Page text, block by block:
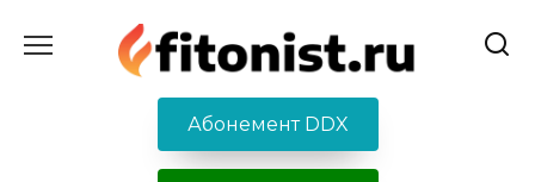
содержанию
Абонемент DDX